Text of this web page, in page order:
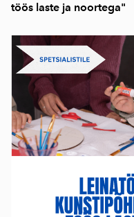
töös laste ja noortega"